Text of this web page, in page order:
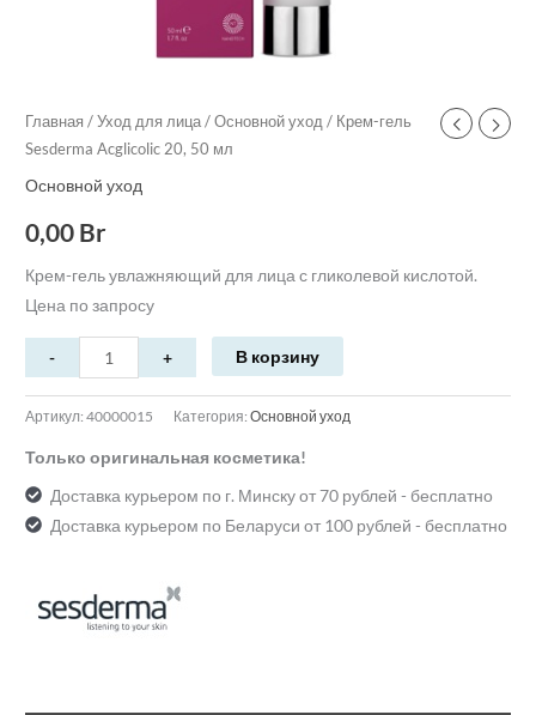
Главная /Уход для лица /Основной уход / Крем-гель
Sesderma Acglicolic 20, 50 мл
Основной уход
0,00 Br
Крем-гель увлажняющий для лица с гликолевой кислотой.
Цена по запросу
В корзину
Артикул:40000015 Категория:Основной уход
Только оригинальная косметика!
Доставка курьером по г. Минску от 70 рублей - бесплатно
Доставка курьером по Беларуси от 100 рублей - бесплатно